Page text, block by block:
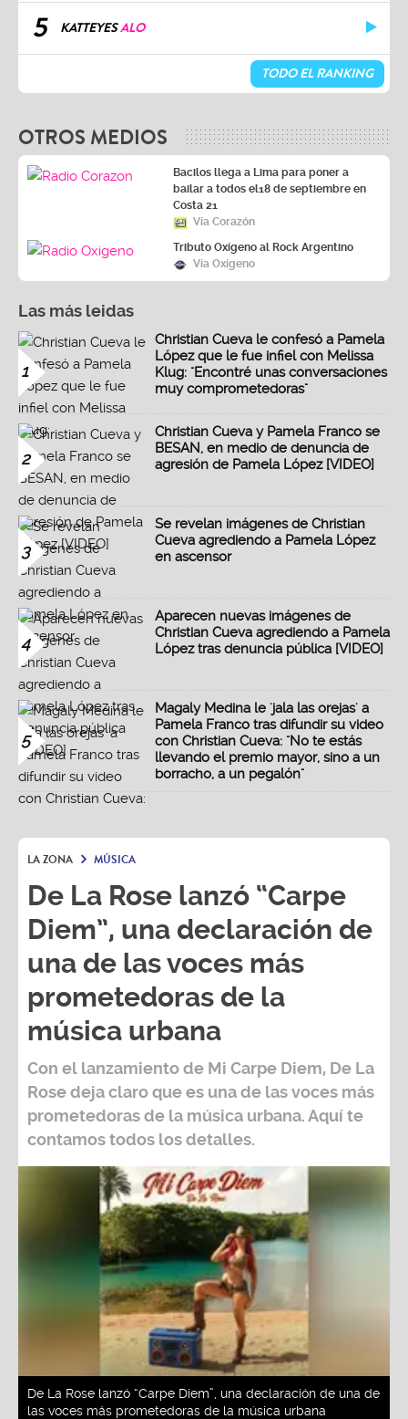
5 KATTEYESALO
TODO EL RANKING
OTROS MEDIOS
Bacilos llega a Lima para poner a
bailar a todos el18 de septiembre en
Costa 21
Vía Corazón
Tributo Oxígeno al Rock Argentino
Vía Oxígeno
Las más leidas
1
Christian Cueva le confesó a Pamela
López que le fue infiel con Melissa
Klug: "Encontré unas conversaciones
muy comprometedoras"
2
Christian Cueva y Pamela Franco se
BESAN, en medio de denuncia de
agresión de Pamela López [VIDEO]
3
Se revelan imágenes de Christian
Cueva agrediendo a Pamela López
en ascensor
4
Aparecen nuevas imágenes de
Christian Cueva agrediendo a Pamela
López tras denuncia pública [VIDEO]
5
Magaly Medina le 'jala las orejas' a
Pamela Franco tras difundir su video
con Christian Cueva: "No te estás
llevando el premio mayor, sino a un
borracho, a un pegalón"
LA ZONA MÚSICA
De La Rose lanzó “Carpe
Diem”, una declaración de
una de las voces más
prometedoras de la
música urbana
Con el lanzamiento de Mi Carpe Diem, De La
Rose deja claro que es una de las voces más
prometedoras de la música urbana. Aquí te
contamos todos los detalles.
De La Rose lanzó “Carpe Diem”, una declaración de una de
las voces más prometedoras de la música urbana